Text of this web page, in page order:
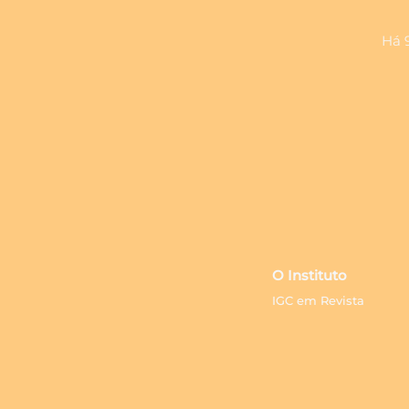
Há
O Instituto
IGC em Revista